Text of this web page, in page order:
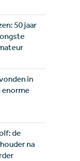
50 jaar
in
enorme
de
na